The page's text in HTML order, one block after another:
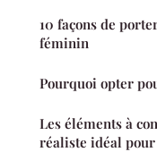
10 façons de
féminin
Pourquoi opter
Les éléments à
réaliste idéal pour